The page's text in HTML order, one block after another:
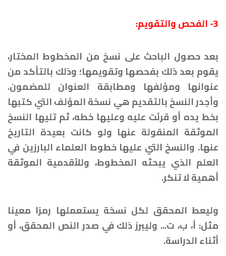
3- الفحص والتقويم:
بعد حصول الباحث على نسخ من المخطوط المختار،
يقوم بعد ذلك بفحصها وتقويمها؛ وذلك بالتأكد من
عنوانها ومؤلفها ومطابقة العنوان للمضمون.
وأجدر النسخ بالتقديم هي نسخة المؤلف التي كتبها
بخط يده أو قرئت عليه وعليها خطه، ثم تليها النسخ
الموثقة المنقولة عنها ولو كانت بعيدة التاريخ
عنها. والنسخ التي عليها خطوط العلماء البارزين في
العلم الذي يبحثه المخطوط، وللأقدمية الموثقة
أهمية لا تنكر.
وليعط المحقق لكل نسخة يستعملها رمزا معينا
مثل: أ، ب، ت... وليبرز ذلك في صدر النص المحقق، أو
أثناء الدراسة.